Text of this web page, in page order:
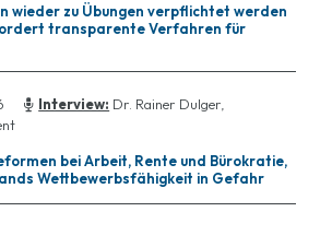
wieder zu Übungen verpflichtet werden
transparente Verfahren für
Interview: Dr. Rainer Dulger,
bei Arbeit, Rente und Bürokratie,
Wettbewerbsfähigkeit in Gefahr